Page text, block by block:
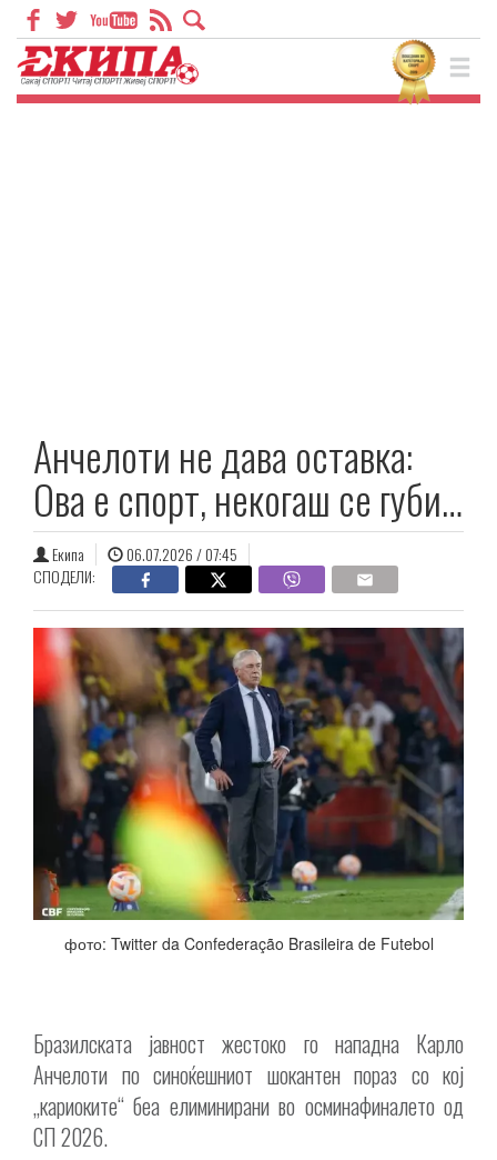
Анчелоти не дава оставка:
Ова е спорт, некогаш се губи…
Екипа
06.07.2026 / 07:45
СПОДЕЛИ:
фото: Twitter da Confederação Brasileira de Futebol
Бразилската јавност жестоко го нападна Карло
Анчелоти по синоќешниот шокантен пораз со кој
„кариоките“ беа елиминирани во осминафиналето од
СП 2026.